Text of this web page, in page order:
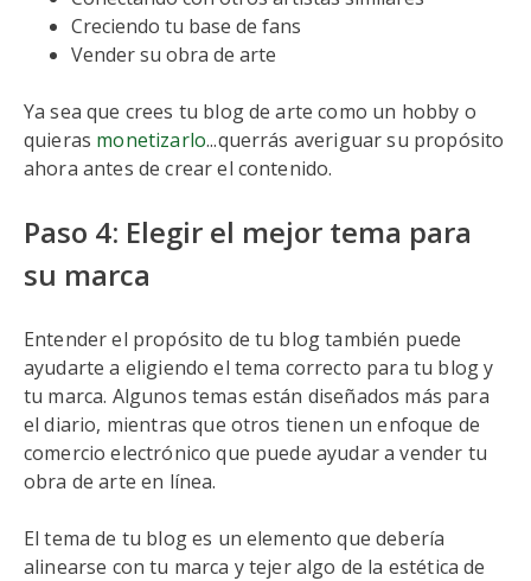
Creciendo tu base de fans
Vender su obra de arte
Ya sea que crees tu blog de arte como un hobby o
quieras monetizarlo...querrás averiguar su propósito
ahora antes de crear el contenido.
Paso 4: Elegir el mejor tema para
su marca
Entender el propósito de tu blog también puede
ayudarte a eligiendo el tema correcto para tu blog y
tu marca. Algunos temas están diseñados más para
el diario, mientras que otros tienen un enfoque de
comercio electrónico que puede ayudar a vender tu
obra de arte en línea.
El tema de tu blog es un elemento que debería
alinearse con tu marca y tejer algo de la estética de